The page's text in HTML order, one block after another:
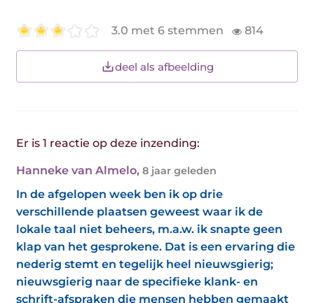
3.0 met 6 stemmen 814
deel als afbeelding
Er is 1 reactie op deze inzending:
Hanneke van Almelo, 8 jaar geleden
In de afgelopen week ben ik op drie
verschillende plaatsen geweest waar ik de
lokale taal niet beheers, m.a.w. ik snapte geen
klap van het gesprokene. Dat is een ervaring die
nederig stemt en tegelijk heel nieuwsgierig;
nieuwsgierig naar de specifieke klank- en
schrift-afspraken die mensen hebben gemaakt